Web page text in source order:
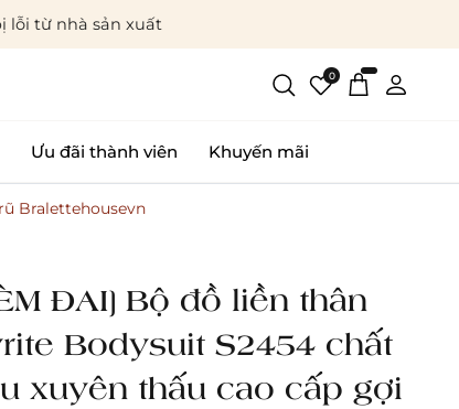
lỗi từ nhà sản xuất
0
Ưu đãi thành viên Khuyến mãi
Bralettehousevn
ĐAI] Bộ đồ liền thân
Bodysuit S2454 chất
xuyên thấu cao cấp gợi